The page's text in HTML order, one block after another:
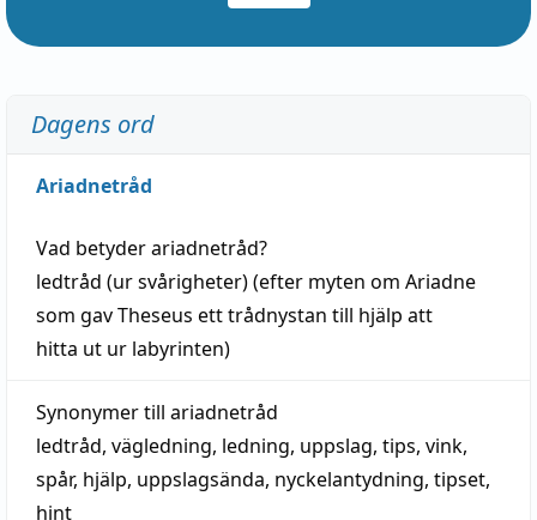
Dagens ord
Ariadnetråd
Vad betyderariadnetråd?
ledtråd (ur svårigheter) (efter myten om Ariadne
som gav Theseus ett trådnystan till hjälp att
hitta ut ur labyrinten)
Synonymer till ariadnetråd
ledtråd, vägledning, ledning, uppslag, tips, vink,
spår, hjälp, uppslagsända, nyckelantydning, tipset,
hint